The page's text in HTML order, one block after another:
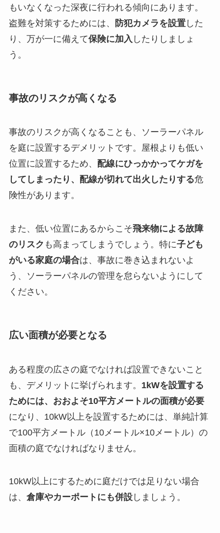
もいなくなった深夜に行われる傾向にあります。
盗難を対策するためには、
防犯カメラを設置した
り、万が一に備えて保険に加入 したりしましょ
う。
事故のリスクが高くなる
事故のリスクが高くなることも、ソーラーパネル
を庭に設置するデメリットです。屋根よりも低い
位置に設置するため、 配線にひっかかってケガを
してしまったり、 配線が切れて出火 したりする危
険性があります。
また、低い位置にあるからこそ飛来物による故障
のリスク も高まってしまうでしょう。特に子ども
がいる家庭の場合は、事故に巻き込まれないよ
う、ソーラーパネルの管理を怠らないようにして
ください。
広い面積が必要となる
ある程度の広さの庭でなければ設置できないこと
も、デメリットに挙げられます。 1kWを設置する
ためには、おおよそ10平方メートルの面積が必要
になり、10kW以上を設置するためには、単純計算
で100平方メートル（10メートル×10メートル）の
面積の庭でなければなりません。
10kW以上にするために庭だけでは足りない場合
は、 倉庫やカーポートにも併設しましょう。